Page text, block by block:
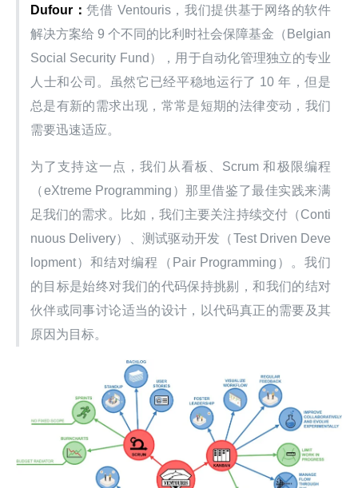
Dufour：凭借 Ventouris，我们提供基于网络的软件
解决方案给 9 个不同的比利时社会保障基金（Belgian
Social Security Fund），用于自动化管理独立的专业
人士和公司。虽然它已经平稳地运行了 10 年，但是
总是有新的需求出现，常常是短期的法律变动，我们
需要迅速适应。
为了支持这一点，我们从看板、Scrum 和极限编程
（eXtreme Programming）那里借鉴了最佳实践来满
足我们的需求。比如，我们主要关注持续交付（Conti
nuous Delivery）、测试驱动开发（Test Driven Deve
lopment）和结对编程（Pair Programming）。我们
的目标是始终对我们的代码保持挑剔，和我们的结对
伙伴或同事讨论适当的设计，以代码真正的需要及其
原因为目标。